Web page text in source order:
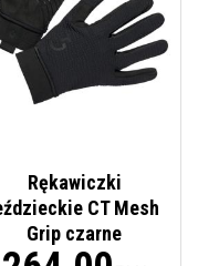
Rękawiczki
CT Mesh
Grip czarne